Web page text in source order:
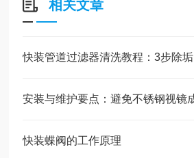
相关文章
快装管道过滤器清洗教程：3步除垢
快装蝶阀的工作原理